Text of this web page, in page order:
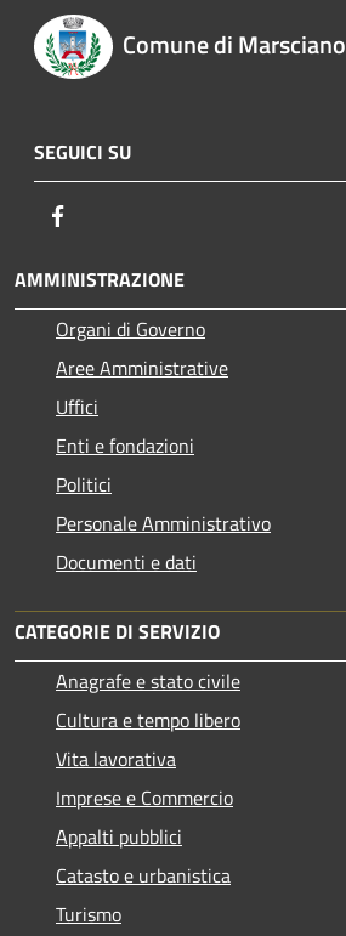
Comune di Marsciano
SEGUICI SU
AMMINISTRAZIONE
Organi di Governo
Aree Amministrative
Uffici
Enti e fondazioni
Politici
Personale Amministrativo
Documenti e dati
CATEGORIE DI SERVIZIO
Anagrafe e stato civile
Cultura e tempo libero
Vita lavorativa
Imprese e Commercio
Appalti pubblici
Catasto e urbanistica
Turismo